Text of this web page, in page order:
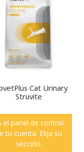
Cat Urinary
Struvite
el panel de control
tu cuenta. Elija su
sección.